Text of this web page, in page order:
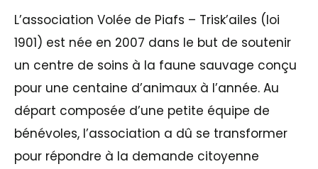
L’association Volée de Piafs – Trisk’ailes (loi
1901) est née en 2007 dans le but de soutenir
un centre de soins à la faune sauvage conçu
pour une centaine d’animaux à l’année. Au
départ composée d’une petite équipe de
bénévoles, l’association a dû se transformer
pour répondre à la demande citoyenne